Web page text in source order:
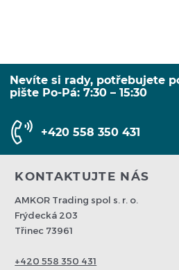
Nevíte si rady, potřebujete
pište Po-Pá: 7:30 – 15:30
+420 558 350 431
KONTAKTUJTE NÁS
AMKOR Trading spol s. r. o.
Frýdecká 203
Třinec 73961
+420 558 350 431